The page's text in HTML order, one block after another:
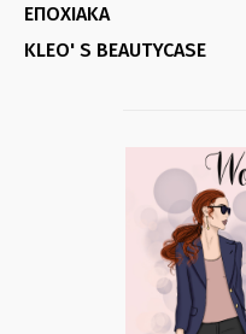
ΕΠΟΧΙΑΚΑ
KLEO' S BEAUTYCASE